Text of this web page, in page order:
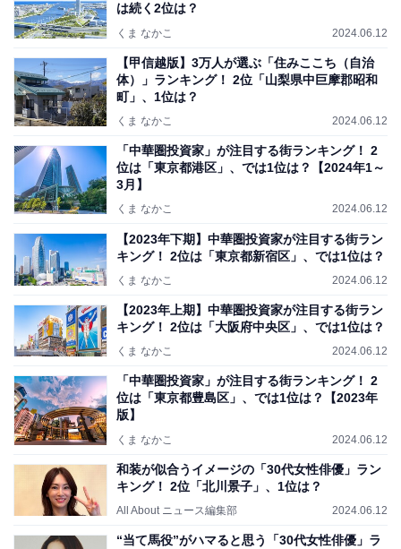
は続く2位は？
くま なかこ 2024.06.12
【甲信越版】3万人が選ぶ「住みここち（自治
体）」ランキング！ 2位「山梨県中巨摩郡昭和
町」、1位は？
くま なかこ 2024.06.12
「中華圏投資家」が注目する街ランキング！ 2
位は「東京都港区」、では1位は？【2024年1～
3月】
くま なかこ 2024.06.12
【2023年下期】中華圏投資家が注目する街ラン
キング！ 2位は「東京都新宿区」、では1位は？
くま なかこ 2024.06.12
【2023年上期】中華圏投資家が注目する街ラン
キング！ 2位は「大阪府中央区」、では1位は？
くま なかこ 2024.06.12
「中華圏投資家」が注目する街ランキング！ 2
位は「東京都豊島区」、では1位は？【2023年
版】
くま なかこ 2024.06.12
和装が似合うイメージの「30代女性俳優」ラン
キング！ 2位「北川景子」、1位は？
All About ニュース編集部 2024.06.12
“当て馬役”がハマると思う「30代女性俳優」ラ